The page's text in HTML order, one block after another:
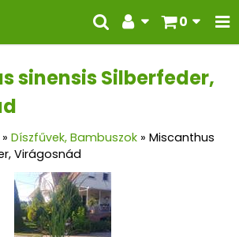
0
sinensis Silberfeder,
» Díszfűvek, Bambuszok » Miscanthus
Virágosnád